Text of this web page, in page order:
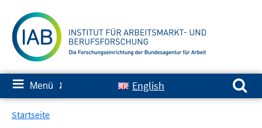
zum
Inhalt
≡ Menü ✘ English
Suchen nach:
Startseite